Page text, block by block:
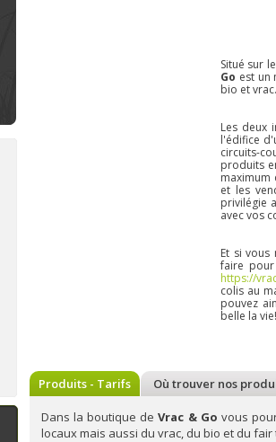
de ses rencontres,
Sonia diversifie son
assortiment
En savoir plus
Bienvenue à
mesures :
En savoir plus
Situé sur
Go est un
bio et vrac.
Les deux
l'édifice
circuits-
produits
maximum
et les
privilégie
avec vos
Et si
faire
https://
colis au
pouvez
belle la vie!
Produits - Tarifs Où trouver nos
Dans la boutique deVrac & Go vous
locaux mais aussi du vrac, du bio et du fair